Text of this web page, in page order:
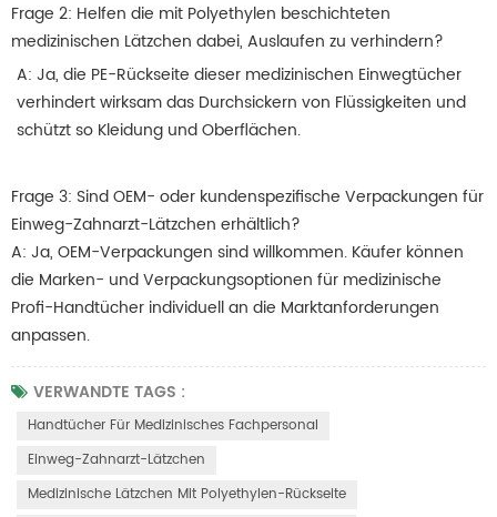
Frage 2: Helfen die mit Polyethylen beschichteten
medizinischen Lätzchen dabei, Auslaufen zu verhindern?
A: Ja, die PE-Rückseite dieser medizinischen Einwegtücher
verhindert wirksam das Durchsickern von Flüssigkeiten und
schützt so Kleidung und Oberflächen.
Frage 3: Sind OEM- oder kundenspezifische Verpackungen für
Einweg-Zahnarzt-Lätzchen erhältlich?
A: Ja, OEM-Verpackungen sind willkommen. Käufer können
die Marken- und Verpackungsoptionen für medizinische
Profi-Handtücher individuell an die Marktanforderungen
anpassen.
VERWANDTE TAGS :
Handtücher Für Medizinisches Fachpersonal
Einweg-Zahnarzt-Lätzchen
Medizinische Lätzchen Mit Polyethylen-Rückseite